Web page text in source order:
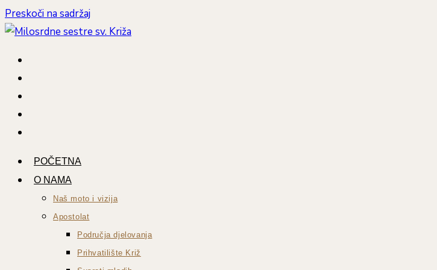
Preskoči na sadržaj
POČETNA
O NAMA
Naš moto i vizija
Apostolat
Područja djelovanja
Prihvatilište Križ